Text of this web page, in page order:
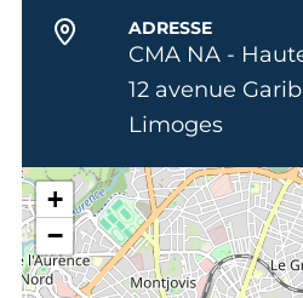
ADRESSE
CMA NA -
12 avenue
Limoges
+
−